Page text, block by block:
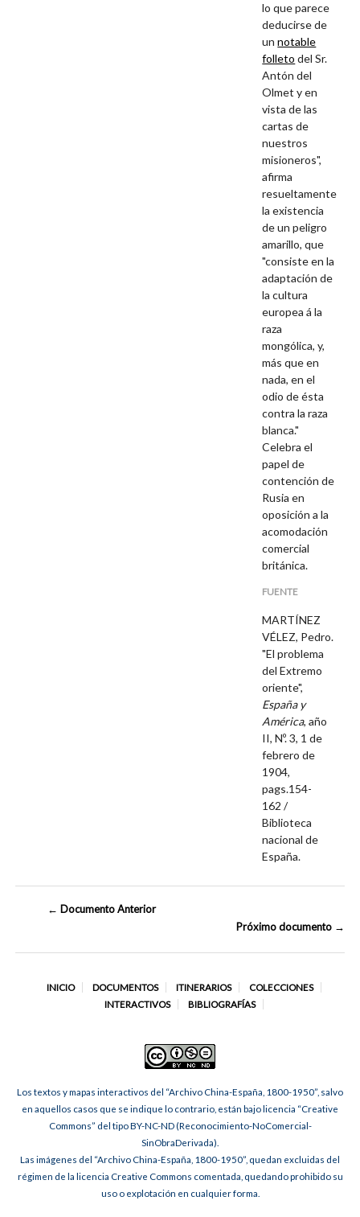
lo que parece
deducirse de
unnotable
folleto del Sr.
Antón del
Olmet y en
vista de las
cartas de
nuestros
misioneros",
afirma
resueltamente
la existencia
de un peligro
amarillo, que
"consiste en la
adaptación de
la cultura
europea á la
raza
mongólica, y,
más que en
nada, en el
odio de ésta
contra la raza
blanca."
Celebra el
papel de
contención de
Rusia en
oposición a la
acomodación
comercial
británica.
FUENTE
MARTÍNEZ
VÉLEZ, Pedro.
"El problema
del Extremo
oriente",
España y
América, año
II, Nº. 3, 1 de
febrero de
1904,
pags.154-
162 /
Biblioteca
nacional de
España.
← Documento Anterior
Próximo documento →
INICIO DOCUMENTOS ITINERARIOS
COLECCIONES
INTERACTIVOS
BIBLIOGRAFÍAS
Los textos y mapas interactivos del “Archivo China-España, 1800-1950”, salvo
en aquellos casos que se indique lo contrario, están bajo licencia “Creative
Commons” del tipo BY-NC-ND (Reconocimiento-NoComercial-
SinObraDerivada).
Las imágenes del “Archivo China-España, 1800-1950”, quedan excluidas del
régimen de la licencia Creative Commons comentada, quedando prohibido su
uso o explotación en cualquier forma.